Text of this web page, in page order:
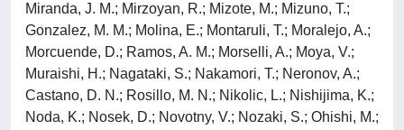
Miranda, J. M.; Mirzoyan, R.; Mizote, M.; Mizuno, T.;
Gonzalez, M. M.; Molina, E.; Montaruli, T.; Moralejo, A.;
Morcuende, D.; Ramos, A. M.; Morselli, A.; Moya, V.;
Muraishi, H.; Nagataki, S.; Nakamori, T.; Neronov, A.;
Castano, D. N.; Rosillo, M. N.; Nikolic, L.; Nishijima, K.;
Noda, K.; Nosek, D.; Novotny, V.; Nozaki, S.; Ohishi, M.;